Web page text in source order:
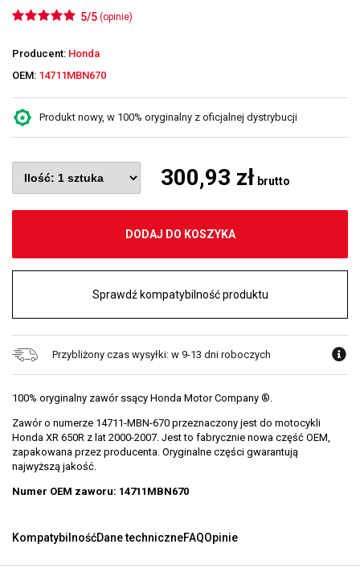
5/5 (opinie)
Producent: Honda
OEM: 14711MBN670
Produkt nowy, w 100% oryginalny z oficjalnej dystrybucji
300,93 zł brutto
DODAJ DO KOSZYKA
Sprawdź kompatybilność produktu
Przybliżony czas wysyłki: w 9-13 dni roboczych
100% oryginalny zawór ssący Honda Motor Company ®.
Zawór o numerze 14711-MBN-670 przeznaczony jest do motocykli
Honda XR 650R z lat 2000-2007. Jest to fabrycznie nowa część OEM,
zapakowana przez producenta. Oryginalne części gwarantują
najwyższą jakość.
Numer OEM zaworu: 14711MBN670
KompatybilnośćDane techniczneFAQOpinie